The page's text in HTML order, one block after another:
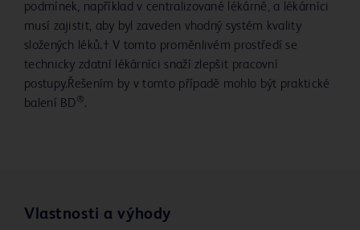
podmínek, například v centralizované lékárně, a lékárníci
musí zajistit, aby byl zaveden vhodný systém kvality
složených léků.† V tomto proměnlivém prostředí se
technicky zdatní lékárníci snaží zlepšit pracovní
postupy.Řešením by v tomto případě mohlo být praktické
balení BD®.
Vlastnosti a výhody